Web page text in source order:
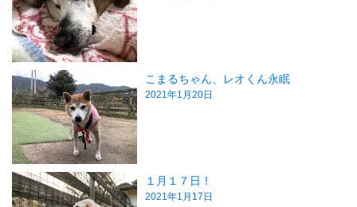
こまるちゃん、レオくん永眠
2021年1月20日
１月１７日！
2021年1月17日